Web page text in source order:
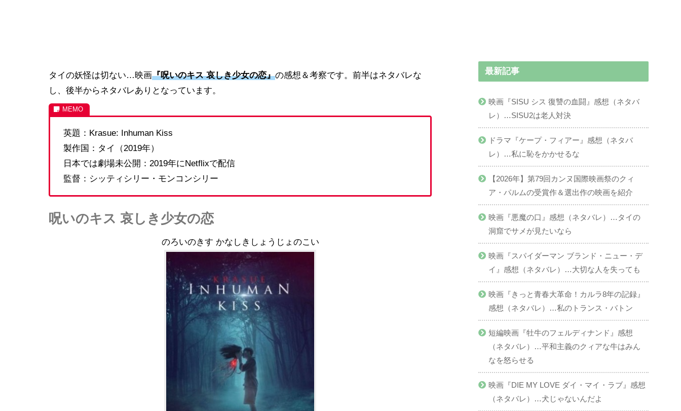
タイの妖怪は切ない…映画『呪いのキス 哀しき少女の恋』の感想＆考察です。前半はネタバレな
し、後半からネタバレありとなっています。
英題：Krasue: Inhuman Kiss
製作国：タイ（2019年）
日本では劇場未公開：2019年にNetflixで配信
監督：シッティシリー・モンコンシリー
呪いのキス 哀しき少女の恋
のろいのきす かなしきしょうじょのこい
最新記事
映画『SISU シス 復讐の血闘』感想（ネタバ
レ）…SISU2は老人対決
ドラマ『ケープ・フィアー』感想（ネタバ
レ）…私に恥をかかせるな
【2026年】第79回カンヌ国際映画祭のクィ
ア・パルムの受賞作＆選出作の映画を紹介
映画『悪魔の口』感想（ネタバレ）…タイの
洞窟でサメが見たいなら
映画『スパイダーマン ブランド・ニュー・デ
イ』感想（ネタバレ）…大切な人を失っても
映画『きっと青春大革命！カルラ8年の記録』
感想（ネタバレ）…私のトランス・バトン
短編映画『牡牛のフェルディナンド』感想
（ネタバレ）…平和主義のクィアな牛はみん
なを怒らせる
映画『DIE MY LOVE ダイ・マイ・ラブ』感想
（ネタバレ）…犬じゃないんだよ